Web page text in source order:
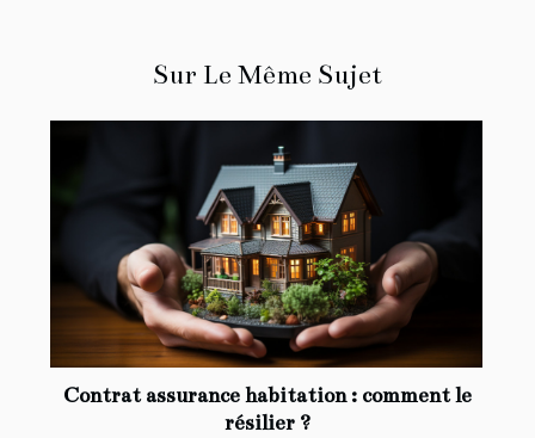
Sur Le Même Sujet
Contrat assurance habitation : comment le
résilier ?